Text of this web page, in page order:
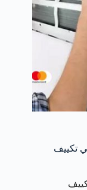
62224041 رقم فني تكييف